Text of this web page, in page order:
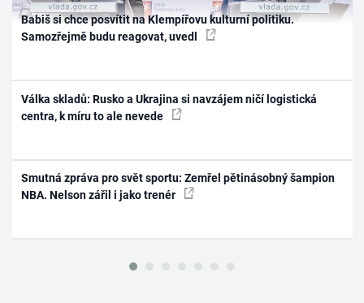
Babiš si chce posvítit na Klempířovu kulturní politiku.
Samozřejmě budu reagovat, uvedl
Válka skladů: Rusko a Ukrajina si navzájem ničí logistická
centra, k míru to ale nevede
Smutná zpráva pro svět sportu: Zemřel pětinásobný šampion
NBA. Nelson zářil i jako trenér